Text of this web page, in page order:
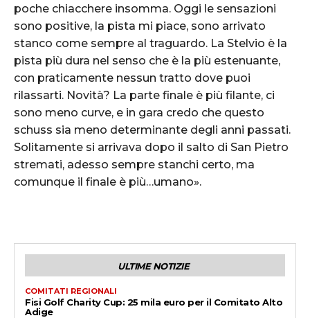
poche chiacchere insomma. Oggi le sensazioni
sono positive, la pista mi piace, sono arrivato
stanco come sempre al traguardo. La Stelvio è la
pista più dura nel senso che è la più estenuante,
con praticamente nessun tratto dove puoi
rilassarti. Novità? La parte finale è più filante, ci
sono meno curve, e in gara credo che questo
schuss sia meno determinante degli anni passati.
Solitamente si arrivava dopo il salto di San Pietro
stremati, adesso sempre stanchi certo, ma
comunque il finale è più…umano».
ULTIME NOTIZIE
COMITATI REGIONALI
Fisi Golf Charity Cup: 25 mila euro per il Comitato Alto
Adige